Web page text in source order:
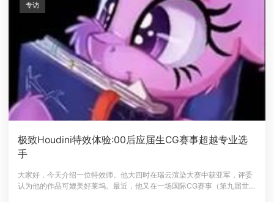
极致Houdini特效体验:00后应届生CG赛事超越专业选
手
大家好，今天介绍一位特效师。他大四时在瑞云渲染大赛中获亚军，评委
认为他的作品可媲美好莱坞。最近，他又在一场国际CG赛事（第九届世界
专访